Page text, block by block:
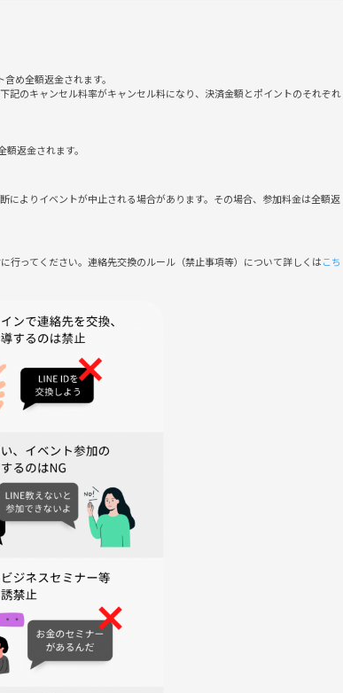
め全額返金されます。
記のキャンセル料率がキャンセル料になり、決済金額とポイントのそれぞれ
返金されます。
によりイベントが中止される場合があります。その場合、参加料金は全額返
行ってください。連絡先交換のルール（禁止事項等）について詳しくはこち